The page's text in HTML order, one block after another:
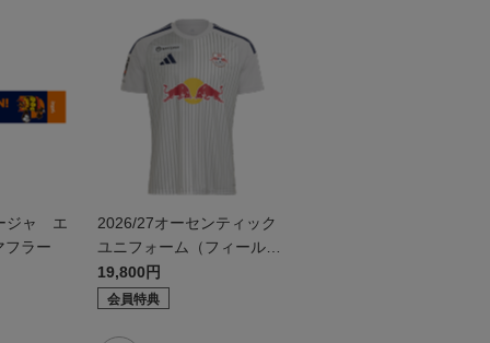
ジャ エ
フラー
2026/27オーセンティック
ユニフォーム（フィールド
2nd）
19,800円
会員特典